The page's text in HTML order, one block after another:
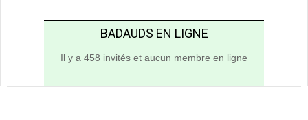
BADAUDS EN LIGNE
Il y a 458 invités et aucun membre en ligne